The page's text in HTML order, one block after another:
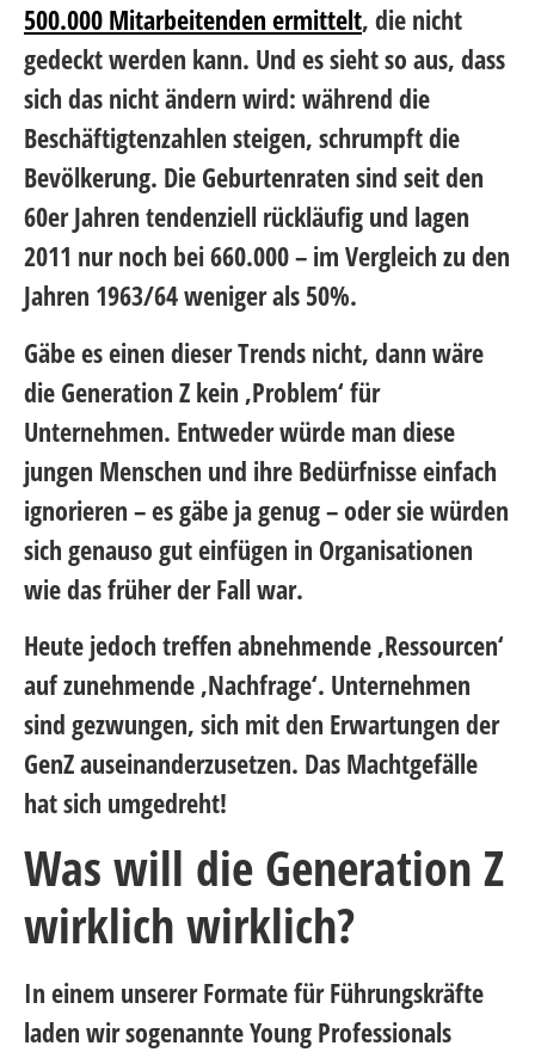
500.000 Mitarbeitenden ermittelt, die nicht
gedeckt werden kann. Und es sieht so aus, dass
sich das nicht ändern wird: während die
Beschäftigtenzahlen steigen, schrumpft die
Bevölkerung. Die Geburtenraten sind seit den
60er Jahren tendenziell rückläufig und lagen
2011 nur noch bei 660.000 – im Vergleich zu den
Jahren 1963/64 weniger als 50%.
Gäbe es einen dieser Trends nicht, dann wäre
die Generation Z kein ‚Problem‘ für
Unternehmen. Entweder würde man diese
jungen Menschen und ihre Bedürfnisse einfach
ignorieren – es gäbe ja genug – oder sie würden
sich genauso gut einfügen in Organisationen
wie das früher der Fall war.
Heute jedoch treffen abnehmende ‚Ressourcen‘
auf zunehmende ‚Nachfrage‘. Unternehmen
sind gezwungen, sich mit den Erwartungen der
GenZ auseinanderzusetzen. Das Machtgefälle
hat sich umgedreht!
Was will die Generation Z
wirklich wirklich?
In einem unserer Formate für Führungskräfte
laden wir sogenannte Young Professionals